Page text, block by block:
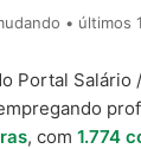
• últimos
Portal Salário
, com 1.774